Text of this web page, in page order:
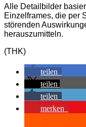
Alle Detailbilder
Einzelframes, die per
störenden
herauszumitteln.
(THK)
teilen
teilen
teilen
merken